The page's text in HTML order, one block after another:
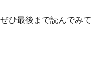
ぜひ最後まで読んでみて